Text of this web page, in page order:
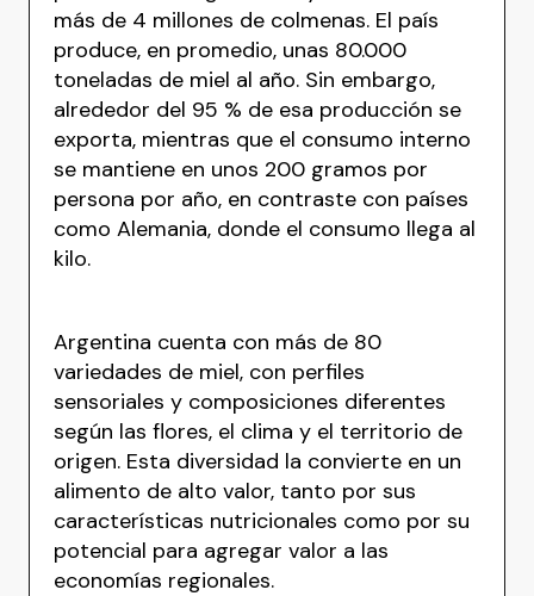
más de 4 millones de colmenas. El país
produce, en promedio, unas 80.000
toneladas de miel al año. Sin embargo,
alrededor del 95 % de esa producción se
exporta, mientras que el consumo interno
se mantiene en unos 200 gramos por
persona por año, en contraste con países
como Alemania, donde el consumo llega al
kilo.
Argentina cuenta con más de 80
variedades de miel, con perfiles
sensoriales y composiciones diferentes
según las flores, el clima y el territorio de
origen. Esta diversidad la convierte en un
alimento de alto valor, tanto por sus
características nutricionales como por su
potencial para agregar valor a las
economías regionales.